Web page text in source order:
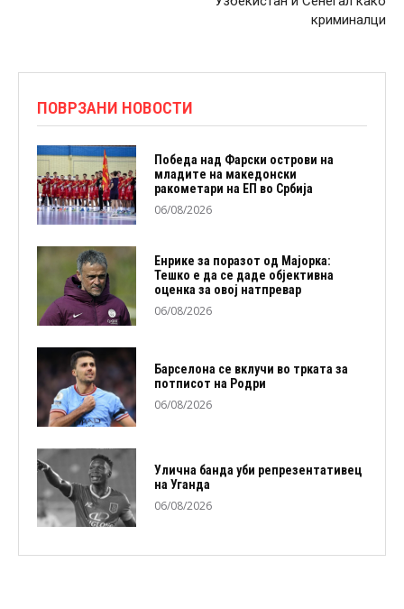
криминалци
ПОВРЗАНИ НОВОСТИ
Победа над Фарски острови на
младите на македонски
ракометари на ЕП во Србија
06/08/2026
Енрике за поразот од Мајорка:
Тешко е да се даде објективна
оценка за овој натпревар
06/08/2026
Барселона се вклучи во трката за
потписот на Родри
06/08/2026
Улична банда уби репрезентативец
на Уганда
06/08/2026